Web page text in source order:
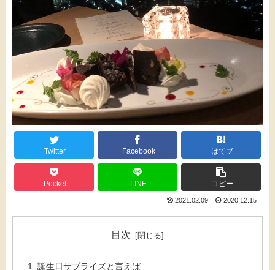
Twitter Facebook はてブ
Pocket LINE コピー
2021.02.09 2020.12.15
目次
誕生日サプライズと言えば…